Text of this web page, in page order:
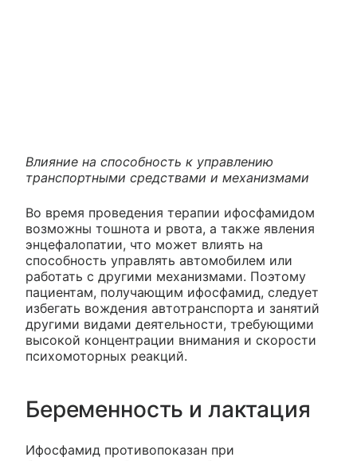
Влияние на способность к управлению
транспортными средствами и механизмами
Во время проведения терапии ифосфамидом
возможны тошнота и рвота, а также явления
энцефалопатии, что может влиять на
способность управлять автомобилем или
работать с другими механизмами. Поэтому
пациентам, получающим ифосфамид, следует
избегать вождения автотранспорта и занятий
другими видами деятельности, требующими
высокой концентрации внимания и скорости
психомоторных реакций.
Беременность и лактация
Ифосфамид противопоказан при